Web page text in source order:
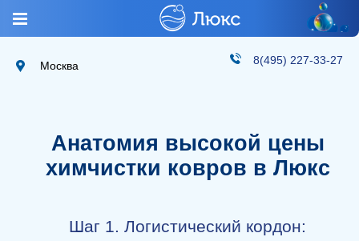
Москва 8(495) 227-33-27
Анатомия высокой цены
химчистки ковров в Люкс
Шаг 1. Логистический кордон: